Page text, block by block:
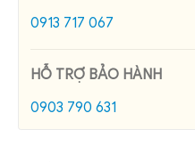
0913 717 067
HỖ TRỢ BẢO HÀNH
0903 790 631